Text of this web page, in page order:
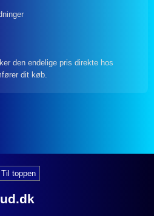
den endelige pris direkte hos
dit køb.
Til toppen